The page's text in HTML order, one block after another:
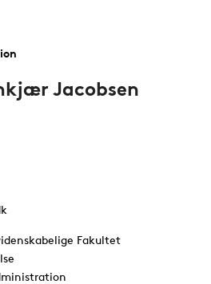
Jacobsen
Fakultet